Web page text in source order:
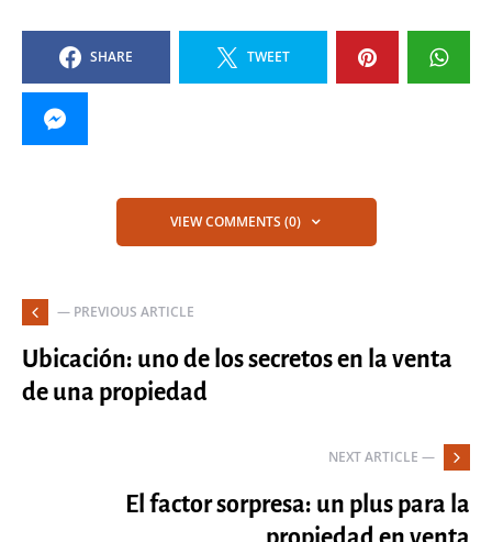
SHARE TWEET
VIEW COMMENTS (0)
— PREVIOUS ARTICLE
Ubicación: uno de los secretos en la venta
de una propiedad
NEXT ARTICLE —
El factor sorpresa: un plus para la